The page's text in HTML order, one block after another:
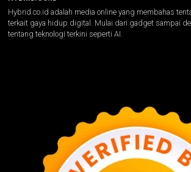
Hybrid.co.id adalah media online yang membahas
terkait gaya hidup digital. Mulai dari gadget sampai
tentang teknologi terkini seperti AI.